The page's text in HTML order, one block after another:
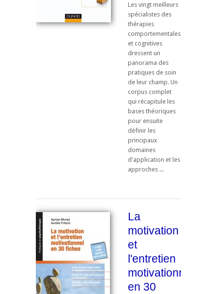
Les vingt meilleurs
spécialistes des
thérapies
comportementales
et cognitives
dressent un
panorama des
pratiques de soin
de leur champ. Un
corpus complet
qui récapitule les
bases théoriques
pour ensuite
définir les
principaux
domaines
d'application et les
approches ...
La
motivation
et
l'entretien
motivationnel
en 30